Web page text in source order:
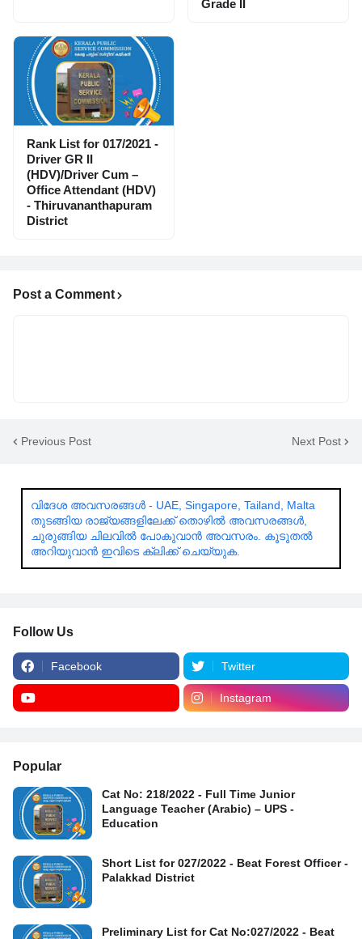
Grade II
Rank List for 017/2021 -
Driver GR II
(HDV)/Driver Cum –
Office Attendant (HDV)
- Thiruvananthapuram
District
Post a Comment
Previous Post Next Post
വിദേശ അവസരങ്ങൾ - UAE, Singapore, Tailand, Malta
തുടങ്ങിയ രാജ്യങ്ങളിലേക്ക് തൊഴിൽ അവസരങ്ങൾ,
ചുരുങ്ങിയ ചിലവിൽ പോകുവാൻ അവസരം. കൂടുതൽ
അറിയുവാൻ ഇവിടെ ക്ലിക്ക് ചെയ്യുക.
Follow Us
Facebook Twitter
Instagram
Popular
Cat No: 218/2022 - Full Time Junior
Language Teacher (Arabic) – UPS -
Education
Short List for 027/2022 - Beat Forest Officer -
Palakkad District
Preliminary List for Cat No:027/2022 - Beat